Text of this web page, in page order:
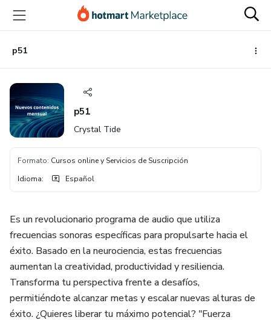
principal
página
de
página
p51
p51
Crystal Tide
Formato: Cursos online y Servicios de Suscripción
Idioma: Español
Es un revolucionario programa de audio que utiliza
frecuencias sonoras específicas para propulsarte hacia el
éxito. Basado en la neurociencia, estas frecuencias
aumentan la creatividad, productividad y resiliencia.
Transforma tu perspectiva frente a desafíos,
permitiéndote alcanzar metas y escalar nuevas alturas de
éxito. ¿Quieres liberar tu máximo potencial? "Fuerza